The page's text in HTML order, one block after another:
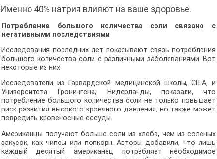
Именно 40% натрия влияют на ваше здоровье.
Потребление большого количества соли связано с
негативными последствиями
Исследования последних лет показывают связь потребления
большого количества соли с различными заболеваниями. Вот
некоторые из них:
Исследователи из Гарвардской медицинской школы, США, и
Университета Гронингена, Нидерланды, показали, что
потребление большого количества соли не только повышает
риск развития высокого кровяного давления, но также может
повредить кровеносные сосуды.
Американцы получают больше соли из хлеба, чем из соленых
закусок, как чипсы или попкорн. Авторы добавили, что лишь
каждый десятый американец потребляет необходимое